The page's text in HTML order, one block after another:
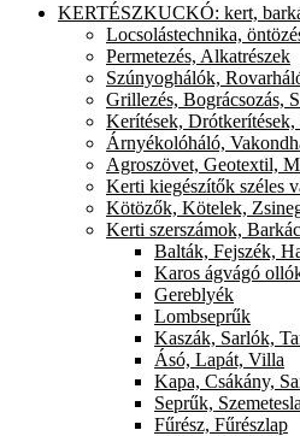
KERTÉSZKUCKÓ: kert,
Locsolástechnika,
Permetezés, Alkatrészek
Szúnyoghálók,
Grillezés, Bográcsozás,
Kerítések,
Árnyékolóháló,
Agroszövet, Geotextil,
Kerti kiegészítők széles
Kötözők, Kötelek,
Kerti szerszámok,
Balták, Fejszék,
Karos ágvágó
Gereblyék
Lombseprűk
Kaszák, Sarlók,
Ásó, Lapát, Villa
Kapa, Csákány,
Seprűk,
Fűrész, Fűrészlap